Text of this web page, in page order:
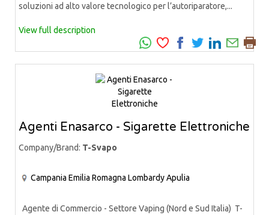
soluzioni ad alto valore tecnologico per l’autoriparatore,...
View full description
Agenti Enasarco - Sigarette Elettroniche
Company/Brand: T-Svapo
Campania Emilia Romagna LombardyApulia
Agente di Commercio - Settore Vaping (Nord e Sud Italia) T-